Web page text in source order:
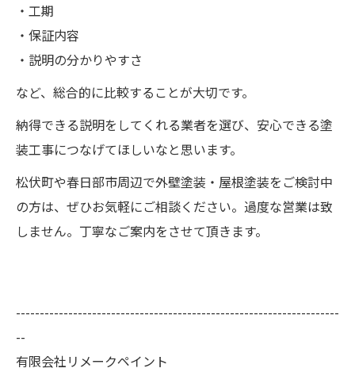
・工期
・保証内容
・説明の分かりやすさ
など、総合的に比較することが大切です。
納得できる説明をしてくれる業者を選び、安心できる塗
装工事につなげてほしいなと思います。
松伏町や春日部市周辺で外壁塗装・屋根塗装をご検討中
の方は、ぜひお気軽にご相談ください。過度な営業は致
しません。丁寧なご案内をさせて頂きます。
--------------------------------------------------------------------
--
有限会社リメークペイント